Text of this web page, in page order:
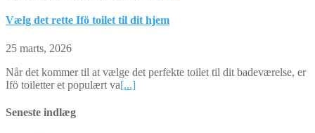
Vælg det rette Ifö toilet til dit hjem
25 marts, 2026
Når det kommer til at vælge det perfekte toilet til dit badeværelse, er
Ifö toiletter et populært va[...]
Seneste indlæg